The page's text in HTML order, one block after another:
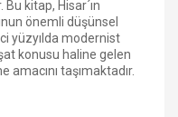
kitap, Hisar´ın
önemli düşünsel
yüzyılda modernist
konusu haline gelen
amacını taşımaktadır.